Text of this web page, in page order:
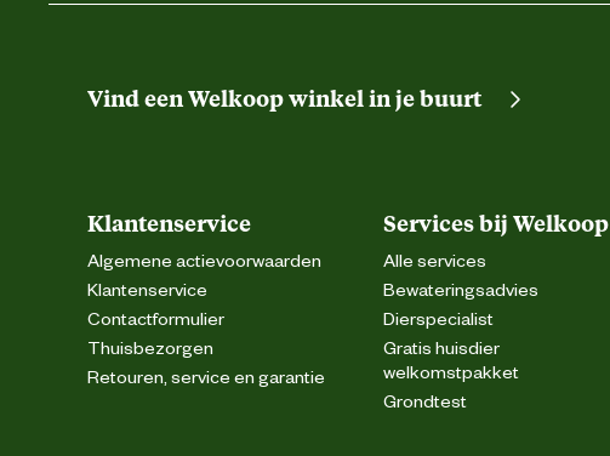
Vind een Welkoop winkel in je buurt
Klantenservice
Algemene actievoorwaarden
Klantenservice
Contactformulier
Thuisbezorgen
Retouren, service en garantie
Services bij Welkoop
Alle services
Bewateringsadvies
Dierspecialist
Gratis huisdier
welkomstpakket
Grondtest